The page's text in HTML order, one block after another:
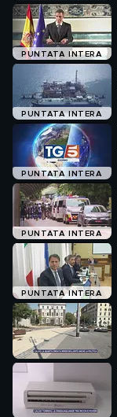
PUNTATA INTERA
PUNTATA INTERA
PUNTATA INTERA
PUNTATA INTERA
PUNTATA INTERA